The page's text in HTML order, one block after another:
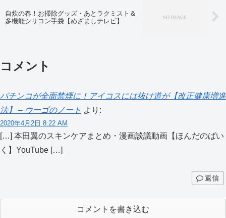
自炊の春！お掃除グッズ・あとラクミスト＆
多機能シリコン手袋【めざましテレビ】
コメント
パチンコが全面禁煙に！アイコスには抜け道が【改正健康増進
法】 – ウーゴのノート より:
2020年4月2日 8:22 AM
[…] 本田翼のスキンケアまとめ・漫画談議動画【ほんだのばい
く】YouTube […]
返信
コメントを書き込む